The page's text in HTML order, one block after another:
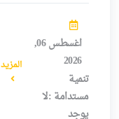
اغسطس 06,
2026
تنمية
مستدامة :لا
يوجد
المزيد